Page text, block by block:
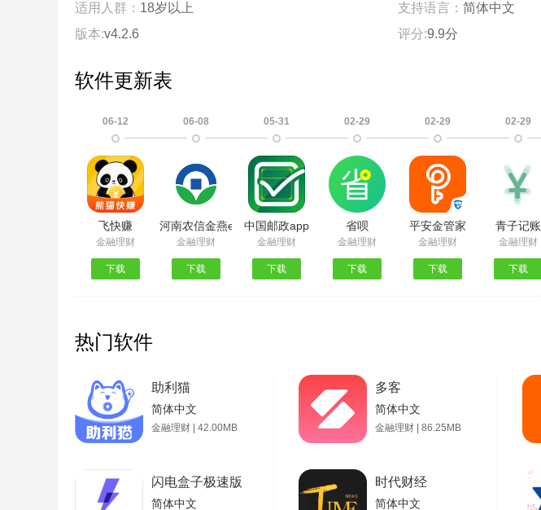
适用人群： 18岁以上 支持语言： 简体中文
版本:v4.2.6 评分:9.9分
软件更新表
06-12
飞快赚
金融理财
下载
06-08
河南农信金燕e贷App
金融理财
下载
05-31
中国邮政app
金融理财
下载
02-29
省呗
金融理财
下载
02-29
平安金管家
金融理财
下载
02-29
青子记账
金融理财
下载
热门软件
助利猫
简体中文
金融理财 | 42.00MB
多客
简体中文
金融理财 | 86.25MB
闪电盒子极速版
简体中文
时代财经
简体中文